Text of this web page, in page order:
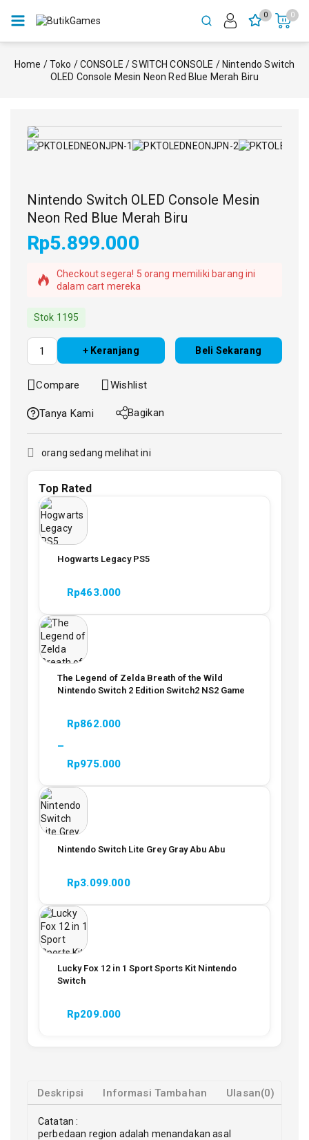
0 0
Home / Toko / CONSOLE / SWITCH CONSOLE / Nintendo Switch
OLED Console Mesin Neon Red Blue Merah Biru
Top Rated
Hogwarts Legacy PS5
Rp463.000
The Legend of Zelda Breath of the Wild
Nintendo Switch 2 Edition Switch2 NS2 Game
Rp862.000
–
Rp975.000
Nintendo Switch Lite Grey Gray Abu Abu
Rp3.099.000
Lucky Fox 12 in 1 Sport Sports Kit Nintendo
Switch
Rp209.000
Nintendo Switch OLED Console Mesin
Neon Red Blue Merah Biru
Rp5.899.000
Checkout segera! 5 orang memiliki barang ini
Stok 1195
+ Keranjang Beli Sekarang
Compare Wishlist
Tanya Kami Bagikan
orang sedang melihat ini
Deskripsi Informasi Tambahan Ulasan(0)
Catatan :
perbedaan region adalah menandakan asal